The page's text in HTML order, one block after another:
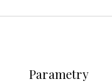
Parametry